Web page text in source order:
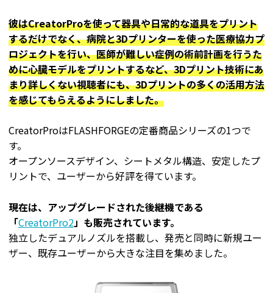
彼はCreatorProを使って器具や日常的な道具をプリント
するだけでなく、病院と3Dプリンターを使った医療協力プ
ロジェクトを行い、医師が難しい症例の術前計画を行うた
めに心臓モデルをプリントするなど、3Dプリント技術にあ
まり詳しくない視聴者にも、3Dプリントの多くの活用方法
を感じてもらえるようにしました。
CreatorProはFLASHFORGEの定番商品シリーズの1つで
す。
オープンソースデザイン、シートメタル構造、安定したプ
リントで、ユーザーから好評を得ています。
現在は、アップグレードされた後継機である
「CreatorPro2」も販売されています。
独立したデュアルノズルを搭載し、発売と同時に新規ユー
ザー、既存ユーザーから大きな注目を集めました。